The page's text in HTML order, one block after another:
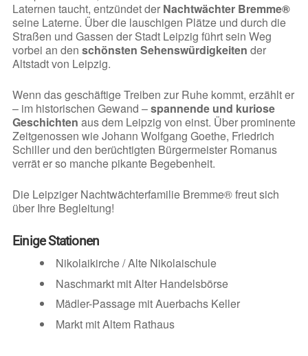
Laternen taucht, entzündet der Nachtwächter Bremme®
seine Laterne. Über die lauschigen Plätze und durch die
Straßen und Gassen der Stadt Leipzig führt sein Weg
vorbei an den schönsten Sehenswürdigkeiten der
Altstadt von Leipzig.
Wenn das geschäftige Treiben zur Ruhe kommt, erzählt er
– im historischen Gewand –spannende und kuriose
Geschichten aus dem Leipzig von einst. Über prominente
Zeitgenossen wie Johann Wolfgang Goethe, Friedrich
Schiller und den berüchtigten Bürgermeister Romanus
verrät er so manche pikante Begebenheit.
Die Leipziger Nachtwächterfamilie Bremme® freut sich
über Ihre Begleitung!
Einige Stationen
Nikolaikirche / Alte Nikolaischule
Naschmarkt mit Alter Handelsbörse
Mädler-Passage mit Auerbachs Keller
Markt mit Altem Rathaus